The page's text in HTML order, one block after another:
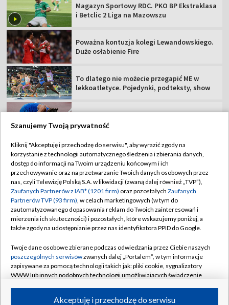
Magazyn Sportowy RDC. PKO BP Ekstraklasa
i Betclic 2 Liga na Mazowszu
Poważna kontuzja kolegi Lewandowskiego.
Duże osłabienie Fire
To dlatego nie możecie przegapić ME w
lekkoatletyce. Pojedynki, podteksty, show
Dwaj mistrzowie olimpijscy zgłoszeni do
Diamentowej Ligi na Śląsku. I Polak
Argentyna się wyłamała. Oficjalne poparcie
dla Infantino
Hurkacz zagra w 3. rundzie w Montealu. Z
kim i kiedy mecz?
TVP
Abonament TVP
Biuro Reklamy
Regulamin TVP
Moje zgody
Szanujemy Twoją prywatność
Kliknij "Akceptuję i przechodzę do serwisu", aby wyrazić zgody na
korzystanie z technologii automatycznego śledzenia i zbierania danych,
dostęp do informacji na Twoim urządzeniu końcowym i ich
przechowywanie oraz na przetwarzanie Twoich danych osobowych przez
nas, czyli Telewizję Polską S.A. w likwidacji (zwaną dalej również „TVP”),
Zaufanych Partnerów z IAB* (1201 firm) oraz pozostałych Zaufanych
Partnerów TVP (93 firm), w celach marketingowych (w tym do
zautomatyzowanego dopasowania reklam do Twoich zainteresowań i
mierzenia ich skuteczności) i pozostałych, które wskazujemy poniżej, a
także zgody na udostępnianie przez nas identyfikatora PPID do Google.
Twoje dane osobowe zbierane podczas odwiedzania przez Ciebie naszych
poszczególnych serwisówzwanych dalej „Portalem”, w tym informacje
zapisywane za pomocą technologii takich jak: pliki cookie, sygnalizatory
WWW lub innych podobnych technologii umożliwiających świadczenie
ruchu w Internecie.Akceptuję i przechodzę do serwisu